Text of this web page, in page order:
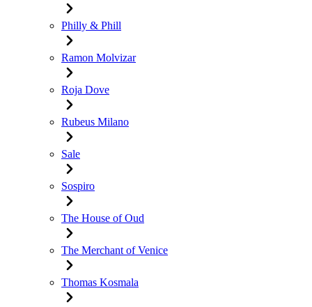
Philly & Phill
Ramon Molvizar
Roja Dove
Rubeus Milano
Sale
Sospiro
The House of Oud
The Merchant of Venice
Thomas Kosmala